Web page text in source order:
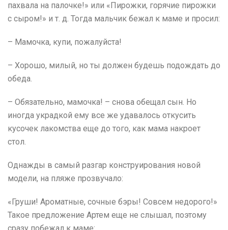
пахвала на палочке!» или «Пирожки, горячие пирожки
с сыром!» и т. д. Тогда мальчик бежал к маме и просил:
– Мамочка, купи, пожалуйста!
– Хорошо, милый, но ты должен будешь подождать до
обеда.
– Обязательно, мамочка! – снова обещал сын. Но
иногда украдкой ему все же удавалось откусить
кусочек лакомства еще до того, как мама накроет
стол.
Однажды в самый разгар конструирования новой
модели, на пляже прозвучало:
«Груши! Ароматные, сочные бэры! Совсем недорого!»
Такое предложение Артем еще не слышал, поэтому